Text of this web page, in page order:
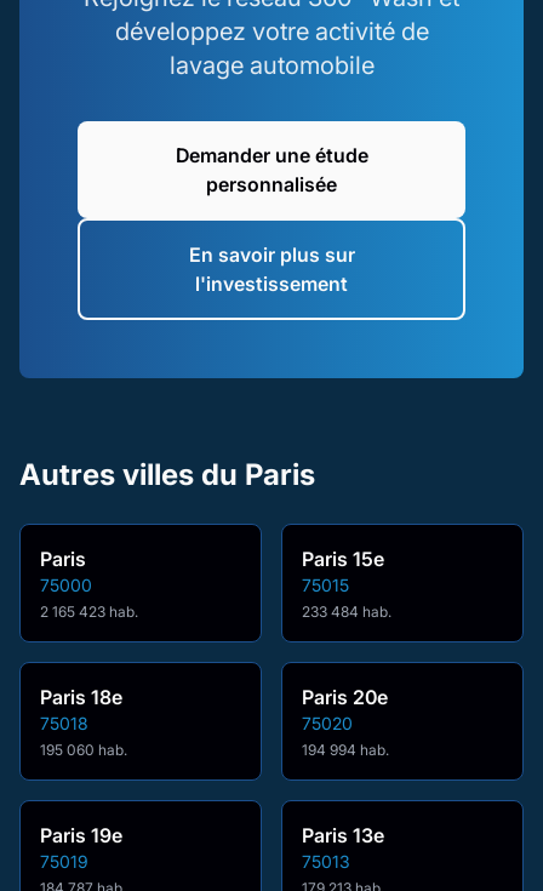
développez votre activité de
lavage automobile
Demander une étude
personnalisée
En savoir plus sur
l'investissement
Autres villes du Paris
Paris
75000
2 165 423 hab.
Paris 15e
75015
233 484 hab.
Paris 18e
75018
195 060 hab.
Paris 20e
75020
194 994 hab.
Paris 19e
75019
184 787 hab.
Paris 13e
75013
179 213 hab.